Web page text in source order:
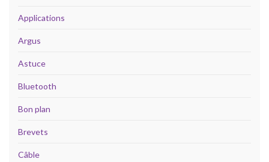
Applications
Argus
Astuce
Bluetooth
Bon plan
Brevets
Câble